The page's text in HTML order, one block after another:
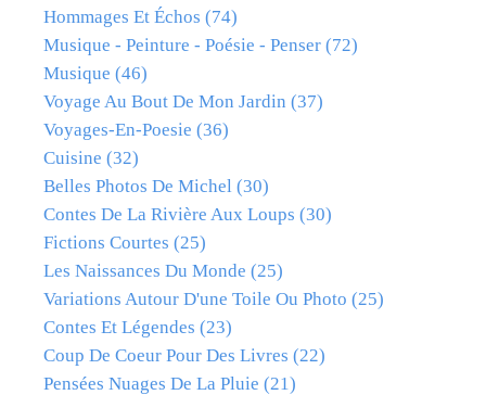
Hommages Et Échos (74)
Musique - Peinture - Poésie - Penser (72)
Musique (46)
Voyage Au Bout De Mon Jardin (37)
Voyages-En-Poesie (36)
Cuisine (32)
Belles Photos De Michel (30)
Contes De La Rivière Aux Loups (30)
Fictions Courtes (25)
Les Naissances Du Monde (25)
Variations Autour D'une Toile Ou Photo (25)
Contes Et Légendes (23)
Coup De Coeur Pour Des Livres (22)
Pensées Nuages De La Pluie (21)